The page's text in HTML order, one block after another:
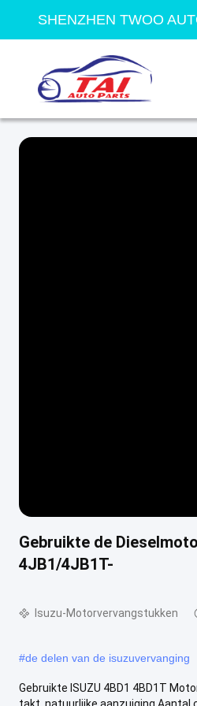
SHENZHEN TWOO
Gebruikte de
4JB1/4JB1T-
Isuzu-Motorvervangstukken
#de delen van de isuzuvervanging
Gebruikte ISUZU 4BD1 4BD1T
takt, natuurlijke aanzuiging Aantal